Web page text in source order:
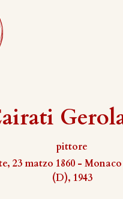
pittore
23 matzo 1860 -
(D), 1943